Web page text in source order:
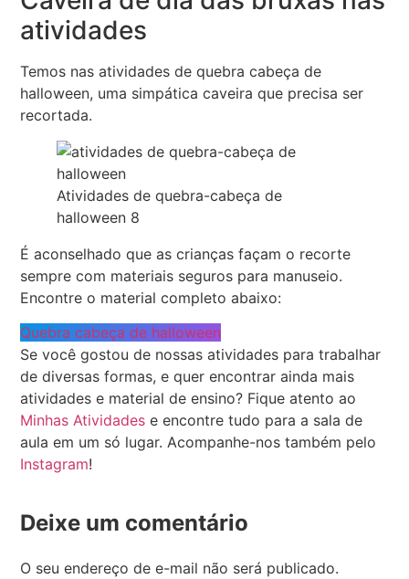
atividades
Temos nas atividades de quebra cabeça de
halloween, uma simpática caveira que precisa ser
recortada.
Atividades de quebra-cabeça de
halloween 8
É aconselhado que as crianças façam o recorte
sempre com materiais seguros para manuseio.
Encontre o material completo abaixo:
Quebra cabeça de halloween
Se você gostou de nossas atividades para trabalhar
de diversas formas, e quer encontrar ainda mais
atividades e material de ensino? Fique atento ao
Minhas Atividades e encontre tudo para a sala de
aula em um só lugar. Acompanhe-nos também pelo
Instagram!
Deixe um comentário
O seu endereço de e-mail não será publicado.